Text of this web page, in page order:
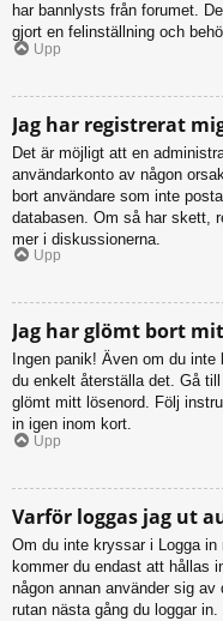
har bannlysts från forumet.
gjort en felinställning och
Upp
Jag har registrerat
Det är möjligt att en
användarkonto av någon
bort användare som inte
databasen. Om så har skett,
mer i diskussionerna.
Upp
Jag har glömt bort
Ingen panik! Även om du
du enkelt återställa det. Gå
glömt mitt lösenord. Följ
in igen inom kort.
Upp
Varför loggas jag ut
Om du inte kryssar i Logga
kommer du endast att hållas
någon annan använder sig
rutan nästa gång du loggar